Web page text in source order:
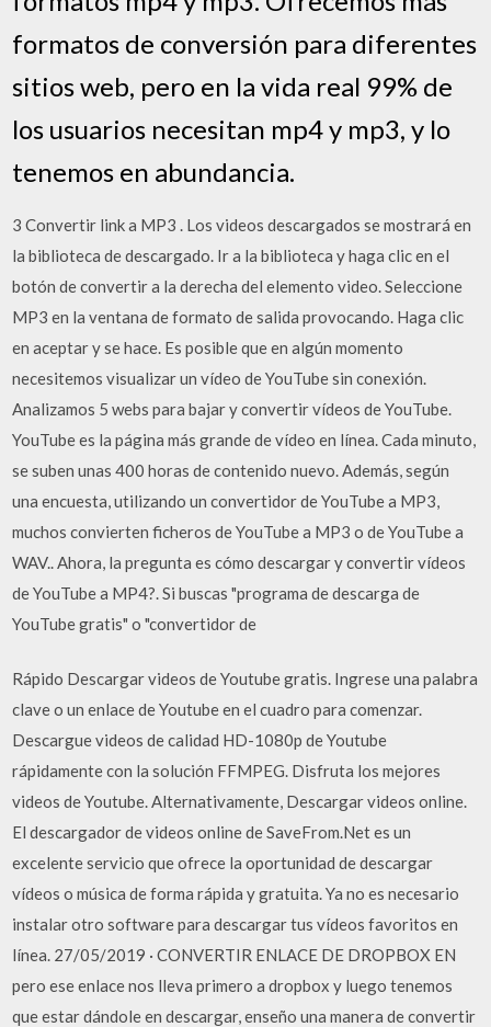
formatos de conversión para diferentes
sitios web, pero en la vida real 99% de
los usuarios necesitan mp4 y mp3, y lo
tenemos en abundancia.
3 Convertir link a MP3 . Los videos descargados se mostrará en
la biblioteca de descargado. Ir a la biblioteca y haga clic en el
botón de convertir a la derecha del elemento video. Seleccione
MP3 en la ventana de formato de salida provocando. Haga clic
en aceptar y se hace. Es posible que en algún momento
necesitemos visualizar un ví­deo de YouTube sin conexión.
Analizamos 5 webs para bajar y convertir ví­deos de YouTube.
YouTube es la página más grande de vídeo en línea. Cada minuto,
se suben unas 400 horas de contenido nuevo. Además, según
una encuesta, utilizando un convertidor de YouTube a MP3,
muchos convierten ficheros de YouTube a MP3 o de YouTube a
WAV.. Ahora, la pregunta es cómo descargar y convertir vídeos
de YouTube a MP4?. Si buscas "programa de descarga de
YouTube gratis" o "convertidor de
Rápido Descargar videos de Youtube gratis. Ingrese una palabra
clave o un enlace de Youtube en el cuadro para comenzar.
Descargue videos de calidad HD-1080p de Youtube
rápidamente con la solución FFMPEG. Disfruta los mejores
videos de Youtube. Alternativamente, Descargar videos online.
El descargador de videos online de SaveFrom.Net es un
excelente servicio que ofrece la oportunidad de descargar
vídeos o música de forma rápida y gratuita. Ya no es necesario
instalar otro software para descargar tus vídeos favoritos en
línea. 27/05/2019 · CONVERTIR ENLACE DE DROPBOX EN
pero ese enlace nos lleva primero a dropbox y luego tenemos
que estar dándole en descargar, enseño una manera de convertir